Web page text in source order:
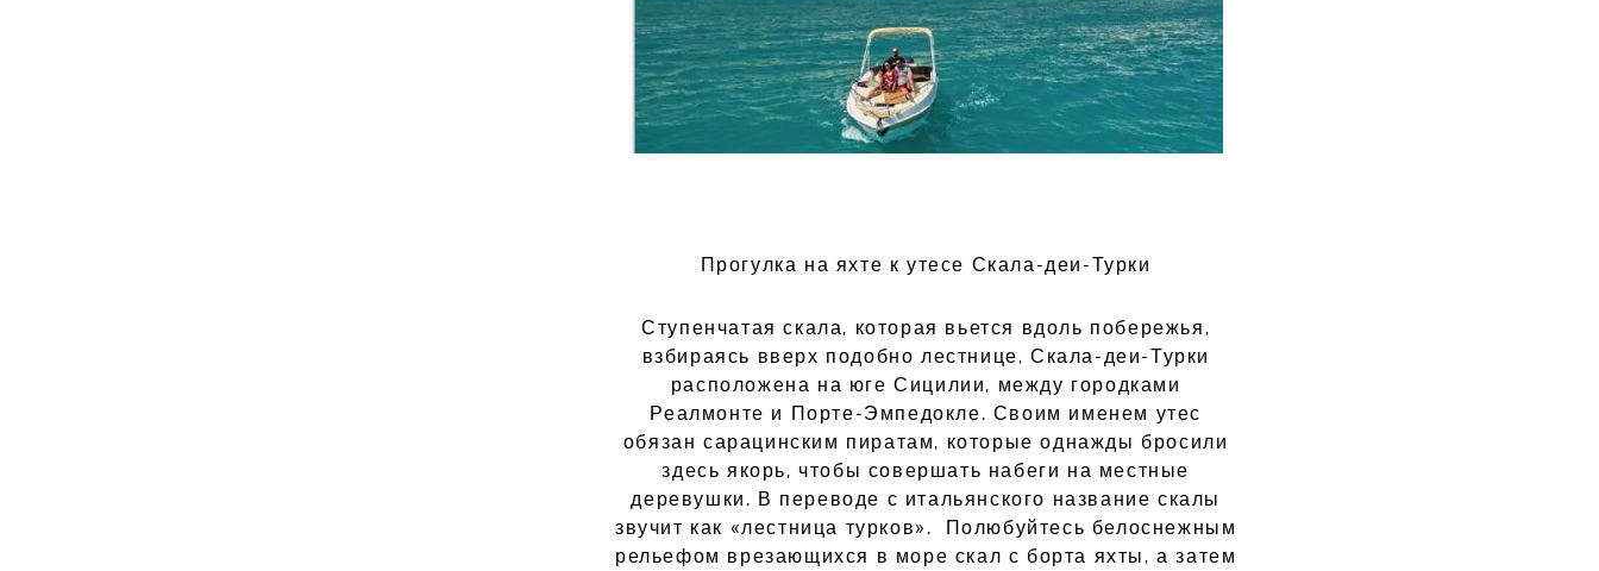
Прогулка на яхте к утесе Скала-деи-Турки
Ступенчатая скала, которая вьется вдоль побережья,
взбираясь вверх подобно лестнице, Скала-деи-Турки
расположена на юге Сицилии, между городками
Реалмонте и Порте-Эмпедокле. Своим именем утес
обязан сарацинским пиратам, которые однажды бросили
здесь якорь, чтобы совершать набеги на местные
деревушки. В переводе с итальянского название скалы
звучит как «лестница турков». Полюбуйтесь белоснежным
рельефом врезающихся в море скал с борта яхты, а затем